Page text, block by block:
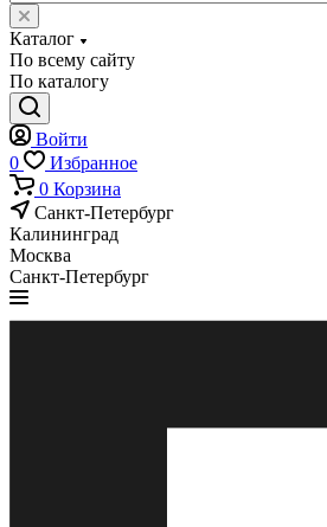
Каталог
По всему сайту
По каталогу
Войти
0
Избранное
0 Корзина
Санкт-Петербург
Калининград
Москва
Санкт-Петербург